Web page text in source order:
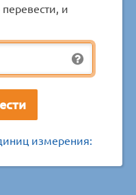
и
измерения: